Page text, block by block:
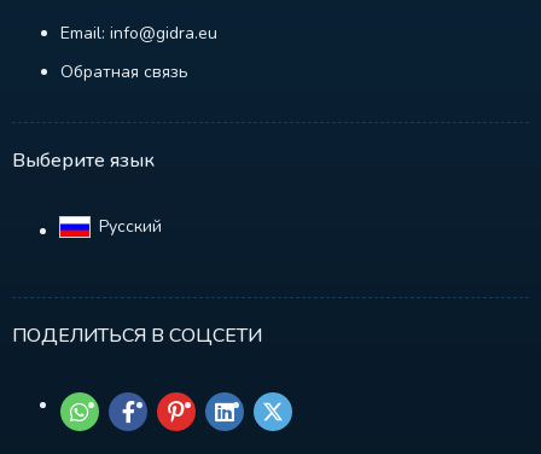
Email: info@gidra.eu
Обратная связь
Выберите язык
Русский‎
ПОДЕЛИТЬСЯ В СОЦСЕТИ